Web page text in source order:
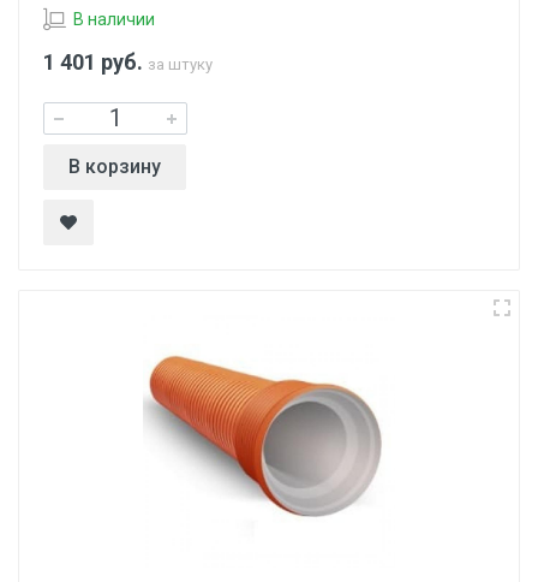
В наличии
1 401 руб. за штуку
В корзину